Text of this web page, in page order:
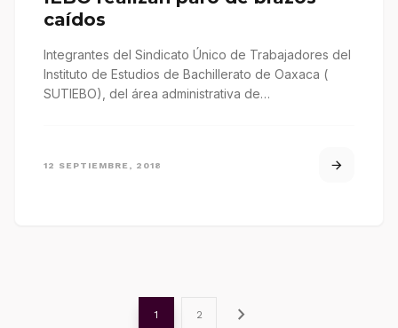
caídos
Integrantes del Sindicato Único de Trabajadores del
Instituto de Estudios de Bachillerato de Oaxaca (
SUTIEBO), del área administrativa de…
12 SEPTIEMBRE, 2018
1 2 chevron_right